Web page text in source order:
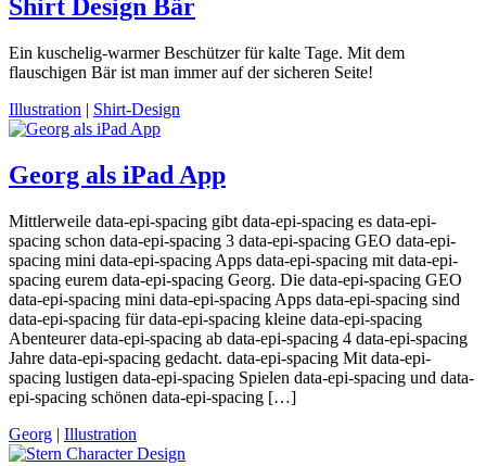
Shirt Design Bär
Ein kuschelig-warmer Beschützer für kalte Tage. Mit dem
flauschigen Bär ist man immer auf der sicheren Seite!
Illustration | Shirt-Design
Georg als iPad App
Mittlerweile data-epi-spacing gibt data-epi-spacing es data-epi-
spacing schon data-epi-spacing 3 data-epi-spacing GEO data-epi-
spacing mini data-epi-spacing Apps data-epi-spacing mit data-epi-
spacing eurem data-epi-spacing Georg. Die data-epi-spacing GEO
data-epi-spacing mini data-epi-spacing Apps data-epi-spacing sind
data-epi-spacing für data-epi-spacing kleine data-epi-spacing
Abenteurer data-epi-spacing ab data-epi-spacing 4 data-epi-spacing
Jahre data-epi-spacing gedacht. data-epi-spacing Mit data-epi-
spacing lustigen data-epi-spacing Spielen data-epi-spacing und data-
epi-spacing schönen data-epi-spacing […]
Georg | Illustration